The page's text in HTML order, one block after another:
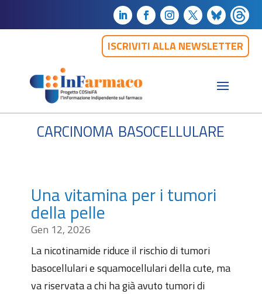
ISCRIVITI ALLA NEWSLETTER
carcinoma basocellulare
Una vitamina per i tumori
della pelle
Gen 12, 2026
La nicotinamide riduce il rischio di tumori
basocellulari e squamocellulari della cute, ma
va riservata a chi ha già avuto tumori di